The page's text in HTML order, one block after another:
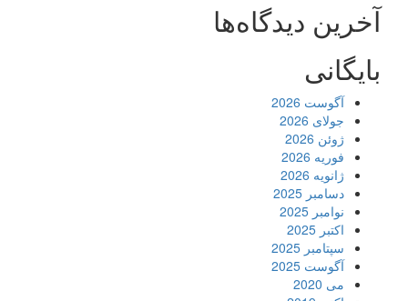
آخرین دیدگاه‌ها
بایگانی
آگوست 2026
جولای 2026
ژوئن 2026
فوریه 2026
ژانویه 2026
دسامبر 2025
نوامبر 2025
اکتبر 2025
سپتامبر 2025
آگوست 2025
می 2020